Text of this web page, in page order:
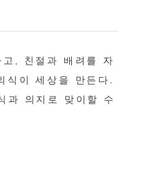
, 친절과 배려를 자
식이 세상을 만든다.
과 의지로 맞이할 수